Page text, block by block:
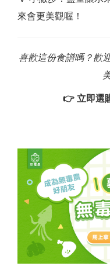
來會更美觀喔！
喜歡這份食譜嗎？歡
👉 立即選